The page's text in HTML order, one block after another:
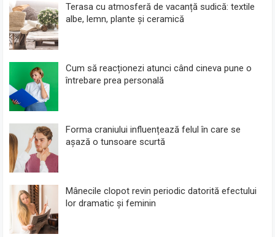
Terasa cu atmosferă de vacanță sudică: textile
albe, lemn, plante și ceramică
Cum să reacționezi atunci când cineva pune o
întrebare prea personală
Forma craniului influențează felul în care se
așază o tunsoare scurtă
Mânecile clopot revin periodic datorită efectului
lor dramatic și feminin